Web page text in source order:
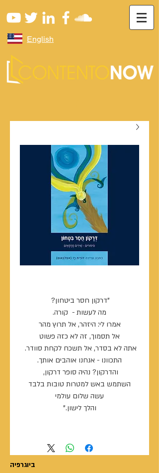
English
"דרקון חסר ביטחון?
מה לעשות - קורה.
אמרו לי: היזהר, אל תרוץ מהר
אל תסמוך, זה לא כזה פשוט
אתה לא בסדר, אל תשכח לקחת סוודר.
התכוונו - אנחנו אוהבים אותך.
והדרקון? נהיה סופר דרקון,
השתמש באש למטרות טובות בלבד
עשה שלום עולמי
והלך לישון."
ביוגרפיה